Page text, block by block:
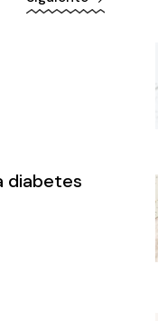
diabetes